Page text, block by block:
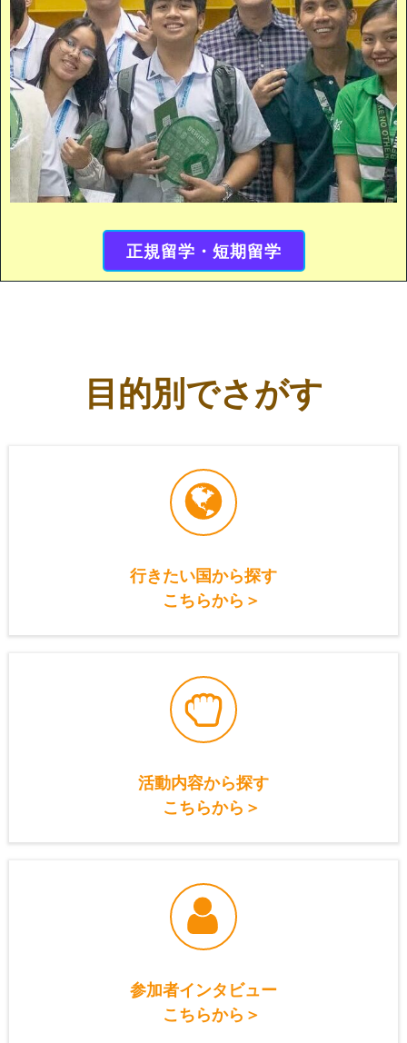
正規留学・短期留学
目的別でさがす
行きたい国から探す
こちらから＞
活動内容から探す
こちらから＞
参加者インタビュー
こちらから＞